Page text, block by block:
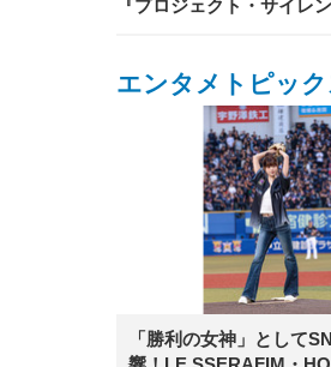
『プロジェクト・サイレ
エンタメトピック
「勝利の女神」として